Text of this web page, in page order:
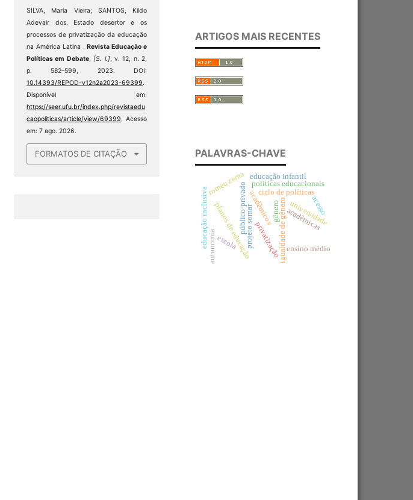
SILVA, Maria Vieira; SANTOS, Kildo
Adevair dos. Estado desertor e os
processos de privatização da educação
na América Latina .Revista Educação e
Políticas em Debate, [S. l.], v. 12, n. 2,
p. 582–599, 2023. DOI:
10.14393/REPOD-v12n2a2023-69399.
Disponível em:
https://seer.ufu.br/index.php/revistaedu
caopoliticas/article/view/69399. Acesso
em: 7 ago. 2026.
FORMATOS DE CITAÇÃO
ARTIGOS MAIS RECENTES
PALAVRAS-CHAVE
privatização
projeto somar
público-privado
romeu zema
igualdade de gênero
acadêmicos acadêmicas
universidade
políticas educacionais
planos de educação gênero
ciclo de políticas
educação inclusiva acesso
escola
autonomia ensino médio
educação infantil